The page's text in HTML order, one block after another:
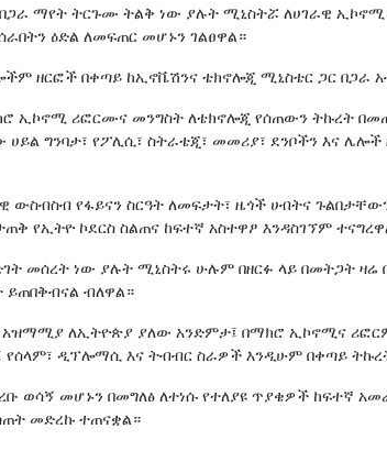
ማየት ትርጉሙ ትልቅ ነው ያሉት ሚኒስትሯ ለሀገራዊ ኢኮኖሚ
ዕድል ለመፍጠር መሆኑን ገልፀዋል።
ዘርፎች በቀጣይ ከኢኖቬሽንና ቴክኖሎጂ ሚኒስቴር ጋር በጋራ
ኢኮኖሚ ሪፎርሙና መንግስት ለቴክኖሎጂ የሰጠውን ትኩረት
ሀይል ግንባታ፣ የፖሊሲ፣ ስትራቴጂ፣ መመሪያ፣ ደንቦችን እና
የፋይናን ስርዓት ለመፍታት፣ ዜጎች ሀብትና
የኢትዮ ኮደርስ ስልጠና ከፍተኛ አስተዋፆ እንዳስገኘም
መሰረት ነው ያሉት ሚኒስትሩ ሁሉም በዘርፉ ላይ በመትጋት
ይጠበቅብናል ብለዋል።
ለኢትዮጵያ ያለው አንድምታ፤ በማክሮ ኢኮኖሚና
የሰላም፣ ዲፕሎማሲ እና ትብብር ስራዎች እንዲሁም በቀጣይ ትኩረት
ወሳኝ መሆኑን በመግለፅ ለተነሱ የተለያዩ ጥያቄዎች ከፍተኛ
መድረኩ ተጠናቋል።